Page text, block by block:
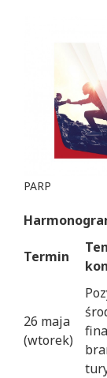
PARP
Termin
26 maja
(wtorek)